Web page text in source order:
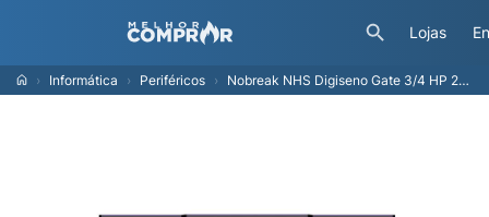
Lojas
Informática Periféricos Nobreak NHS Digiseno Gate 3/4 HP 24V Senoidal 1250VA E/S 120V/220V selecionável Sem Bateria - 91.P0.012500